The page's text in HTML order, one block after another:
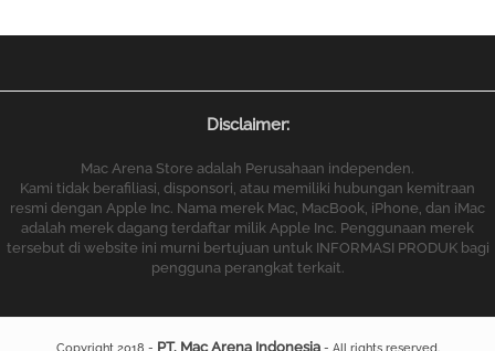
Disclaimer:
Mac Arena Store adalah Perusahaan independen.
Kami tidak berafiliasi, disponsori, atau memiliki hubungan kemitraan
resmi dengan Apple Inc. Nama merek Mac, MacBook, iPhone, dan iMac
adalah merek dagang terdaftar milik Apple Inc. Penggunaan merek
tersebut di website ini murni bertujuan untuk INFORMASI PRODUK bagi
pengguna perangkat terkait.
PT. Mac Arena Indonesia